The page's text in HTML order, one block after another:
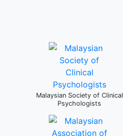
Malaysian Society of Clinical
Psychologists